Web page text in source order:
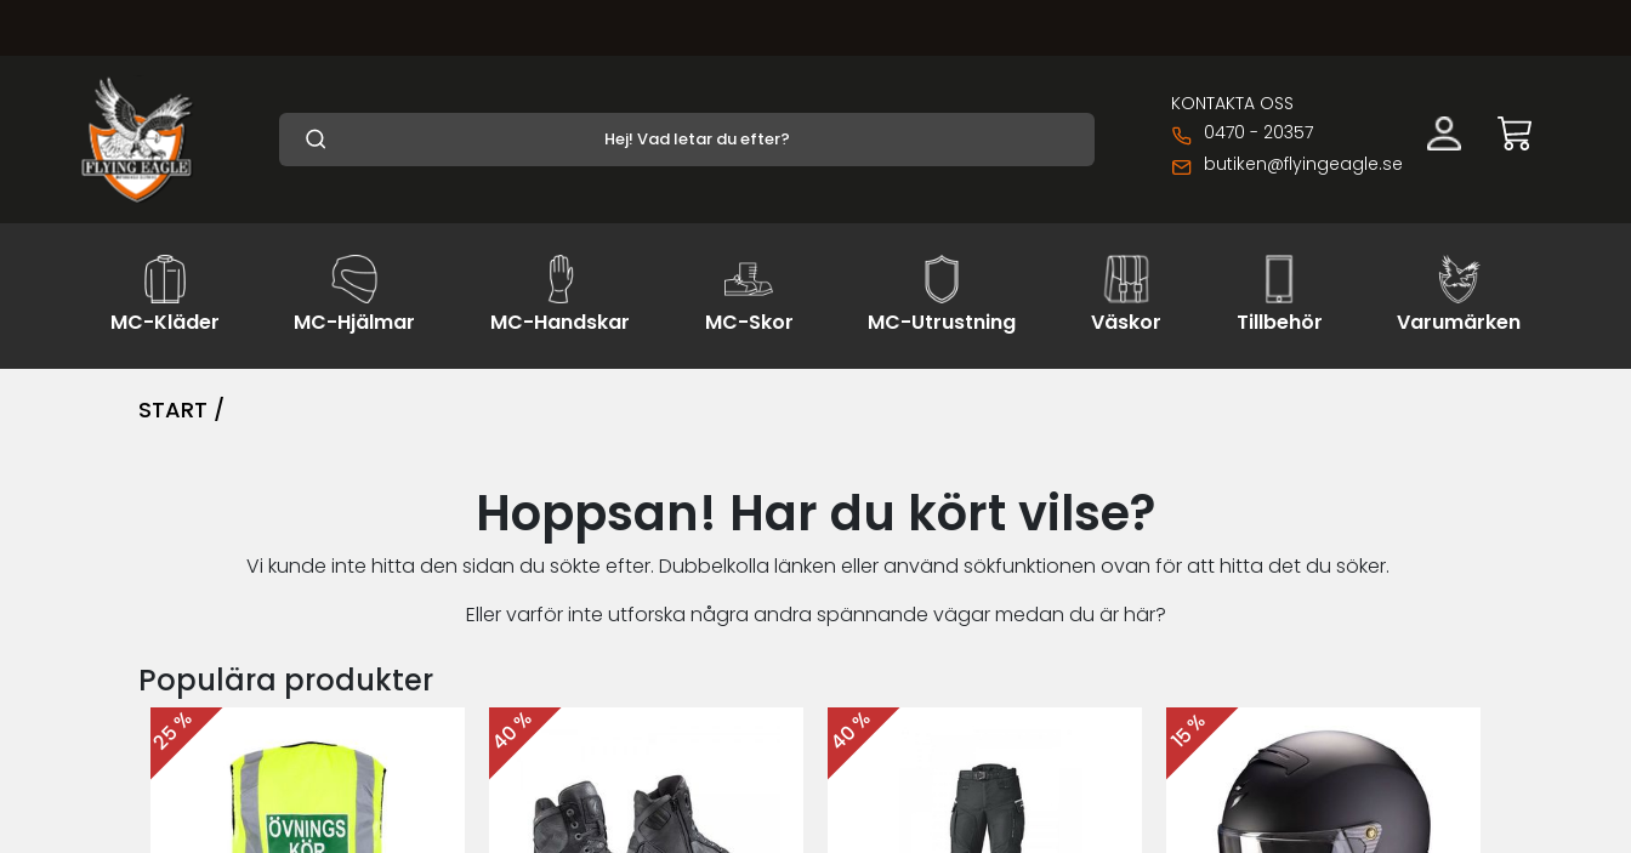
KONTAKTA OSS
0470 - 20357
butiken@flyingeagle.se
MC-Kläder MC-Hjälmar MC-Handskar MC-Skor MC-Utrustning Väskor Tillbehör Varumärken
START /
Hoppsan! Har du kört vilse?
Vi kunde inte hitta den sidan du sökte efter. Dubbelkolla länken eller använd sökfunktionen ovan för att hitta det du söker.
Eller varför inte utforska några andra spännande vägar medan du är här?
Populära produkter
25 % 40 % 40 % 15 %